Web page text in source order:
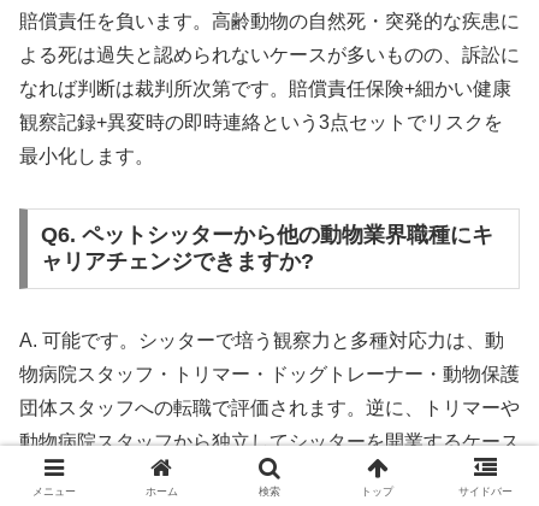
賠償責任を負います。高齢動物の自然死・突発的な疾患に
よる死は過失と認められないケースが多いものの、訴訟に
なれば判断は裁判所次第です。賠償責任保険+細かい健康
観察記録+異変時の即時連絡という3点セットでリスクを
最小化します。
Q6. ペットシッターから他の動物業界職種にキ
ャリアチェンジできますか?
A. 可能です。シッターで培う観察力と多種対応力は、動
物病院スタッフ・トリマー・ドッグトレーナー・動物保護
団体スタッフへの転職で評価されます。逆に、トリマーや
動物病院スタッフから独立してシッターを開業するケース
も多く、業界内の人材流動性は比較的高いといえます。具
メニュー ホーム 検索 トップ サイドバー